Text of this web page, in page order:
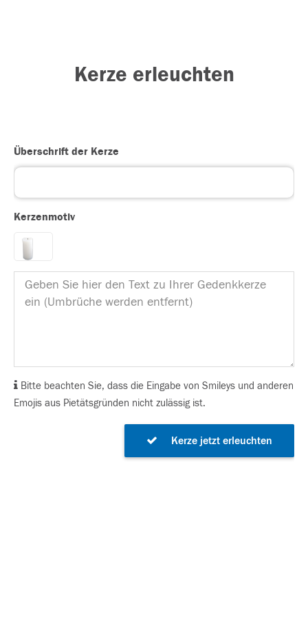
Kerze erleuchten
Überschrift der Kerze
Kerzenmotiv
Bitte beachten Sie, dass die Eingabe von Smileys und anderen
Emojis aus Pietätsgründen nicht zulässig ist.
Kerze jetzt erleuchten